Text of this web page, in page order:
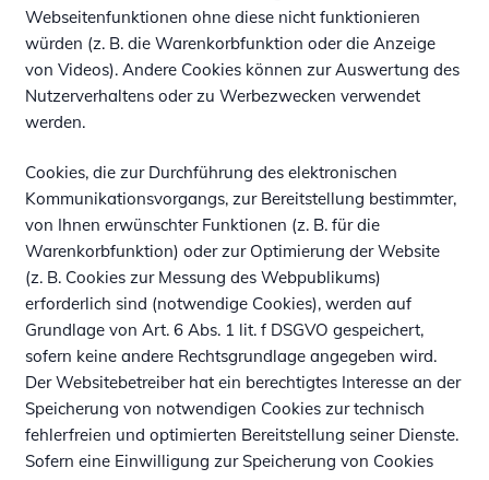
Webseitenfunktionen ohne diese nicht funktionieren
würden (z. B. die Warenkorbfunktion oder die Anzeige
von Videos). Andere Cookies können zur Auswertung des
Nutzerverhaltens oder zu Werbezwecken verwendet
werden.
Cookies, die zur Durchführung des elektronischen
Kommunikationsvorgangs, zur Bereitstellung bestimmter,
von Ihnen erwünschter Funktionen (z. B. für die
Warenkorbfunktion) oder zur Optimierung der Website
(z. B. Cookies zur Messung des Webpublikums)
erforderlich sind (notwendige Cookies), werden auf
Grundlage von Art. 6 Abs. 1 lit. f DSGVO gespeichert,
sofern keine andere Rechtsgrundlage angegeben wird.
Der Websitebetreiber hat ein berechtigtes Interesse an der
Speicherung von notwendigen Cookies zur technisch
fehlerfreien und optimierten Bereitstellung seiner Dienste.
Sofern eine Einwilligung zur Speicherung von Cookies